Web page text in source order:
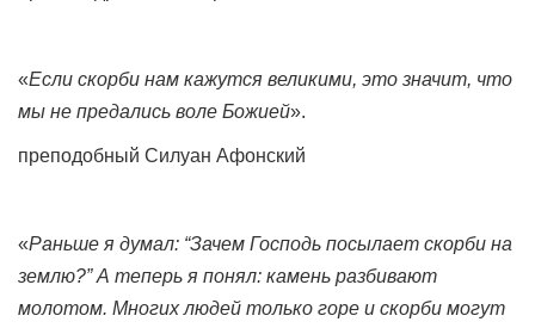
«Если скорби нам кажутся великими, это значит, что
мы не предались воле Божией».
преподобный Силуан Афонский
«Раньше я думал: “Зачем Господь посылает скорби на
землю?” А теперь я понял: камень разбивают
молотом. Многих людей только горе и скорби могут